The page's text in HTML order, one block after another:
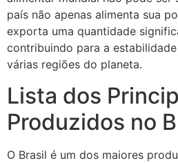
país não apenas alimenta sua
exporta uma quantidade
contribuindo para a
várias regiões do planeta.
Lista dos
Produzidos no
O Brasil é um dos maiores